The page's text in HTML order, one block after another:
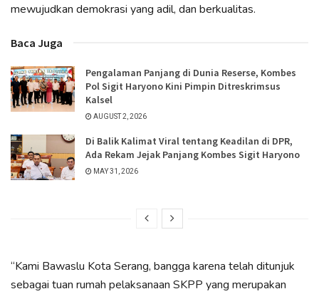
mewujudkan demokrasi yang adil, dan berkualitas.
Baca Juga
Pengalaman Panjang di Dunia Reserse, Kombes
Pol Sigit Haryono Kini Pimpin Ditreskrimsus
Kalsel
AUGUST 2, 2026
Di Balik Kalimat Viral tentang Keadilan di DPR,
Ada Rekam Jejak Panjang Kombes Sigit Haryono
MAY 31, 2026
“Kami Bawaslu Kota Serang, bangga karena telah ditunjuk
sebagai tuan rumah pelaksanaan SKPP yang merupakan